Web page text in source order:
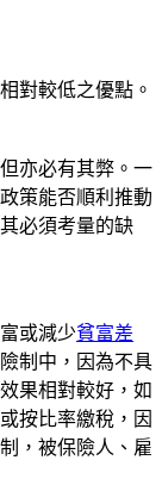
對較低之優點。
亦必有其弊。一
策能否順利推動
必須考量的缺
或減少貧富差
制中，因為不具
果相對較好，如
按比率繳稅，因
，被保險人、雇